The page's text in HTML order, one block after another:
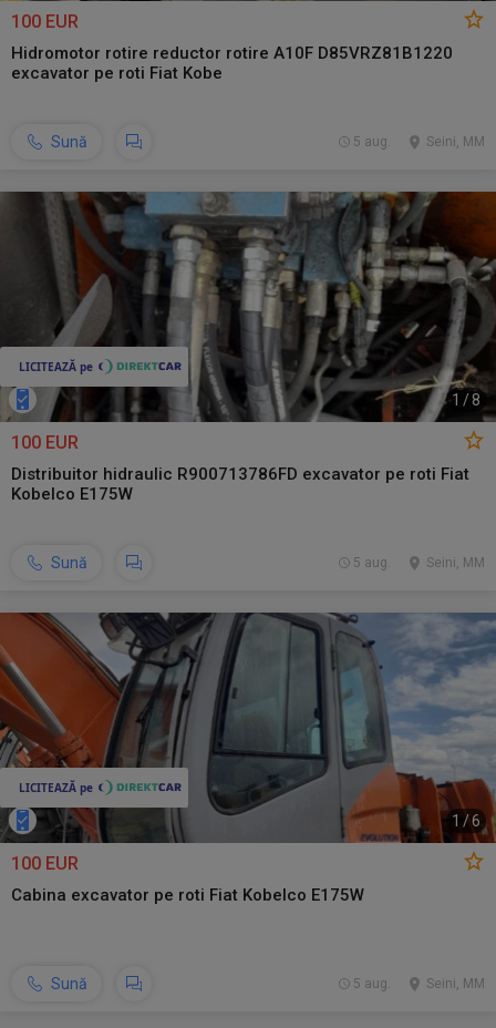
100 EUR
Hidromotor rotire reductor rotire A10F D85VRZ81B1220
excavator pe roti Fiat Kobe
Sună Seini, MM
5 aug.
1 / 8
100 EUR
Distribuitor hidraulic R900713786FD excavator pe roti Fiat
Kobelco E175W
Sună Seini, MM
5 aug.
1 /6
100 EUR
Cabina excavator pe roti Fiat Kobelco E175W
Sună Seini, MM
5 aug.